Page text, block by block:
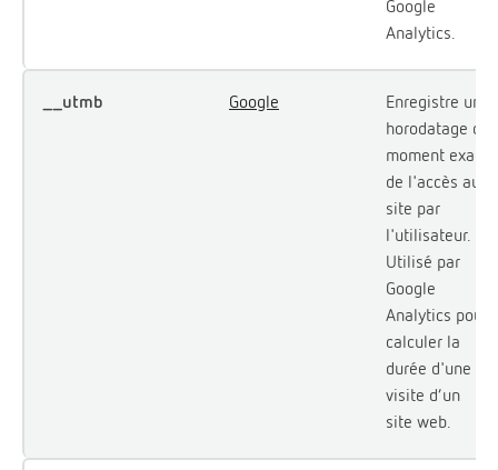
Google
Analytics.
__utmb Google
Enregistre un
horodatage du
moment exact
de l'accès au
site par
l'utilisateur.
Utilisé par
Google
Analytics pour
calculer la
durée d'une
visite d’un
site web.